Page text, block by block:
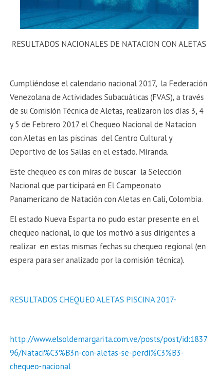
RESULTADOS NACIONALES DE NATACION CON ALETAS
Cumpliéndose el calendario nacional 2017, la Federación
Venezolana de Actividades Subacuáticas (FVAS), a través
de su Comisión Técnica de Aletas, realizaron los días 3, 4
y 5 de Febrero 2017 el Chequeo Nacional de Natacion
con Aletas en las piscinas del Centro Cultural y
Deportivo de los Salias en el estado. Miranda.
Este chequeo es con miras de buscar la Selección
Nacional que participará en El Campeonato
Panamericano de Natación con Aletas en Cali, Colombia.
El estado Nueva Esparta no pudo estar presente en el
chequeo nacional, lo que los motivó a sus dirigentes a
realizar en estas mismas fechas su chequeo regional (en
espera para ser analizado por la comisión técnica).
RESULTADOS CHEQUEO ALETAS PISCINA 2017-
http://www.elsoldemargarita.com.ve/posts/post/id:1837
96/Nataci%C3%B3n-con-aletas-se-perdi%C3%B3-
chequeo-nacional